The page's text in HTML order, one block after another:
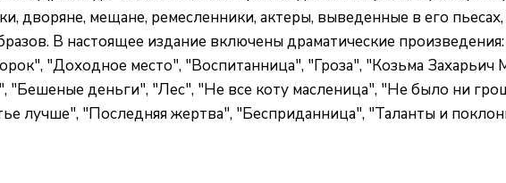
дворяне, мещане, ремесленники, актеры, выведенные в его пьесах,
В настоящее издание включены драматические
"Доходное место", "Воспитанница", "Гроза", "Козьма
"Бешеные деньги", "Лес", "Не все коту масленица", "Не было ни
лучше", "Последняя жертва", "Бесприданница", "Таланты и